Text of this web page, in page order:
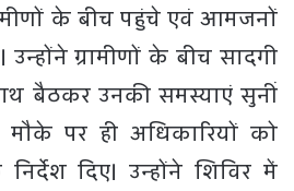
के बीच पहुंचे एवं आमजनों
ग्रामीणों के बीच सादगी
बैठकर उनकी समस्याएं सुनीं
पर ही अधिकारियों को
दिए। उन्होंने शिविर में